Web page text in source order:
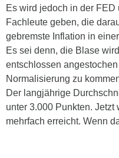
Es wird jedoch in der
Fachleute geben, die
gebremste Inflation in
Es sei denn, die Blase
entschlossen
Normalisierung zu
Der langjährige
unter 3.000 Punkten.
mehrfach erreicht. Wenn